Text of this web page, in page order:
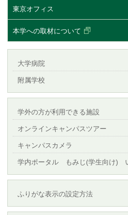
東京オフィス
本学への取材について
大学病院
附属学校
学外の方が利用できる施設
オンラインキャンパスツアー
キャンパスカメラ
学内ポータル もみじ(学生向け)
ふりがな表示の設定方法